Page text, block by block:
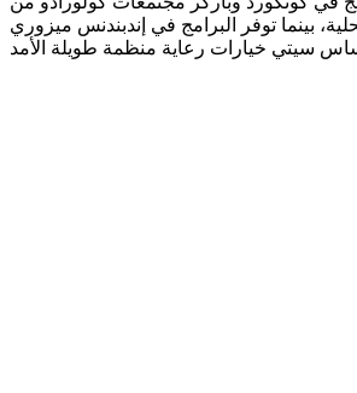
بينما توفر البرامج في إندبندنس ميزوري